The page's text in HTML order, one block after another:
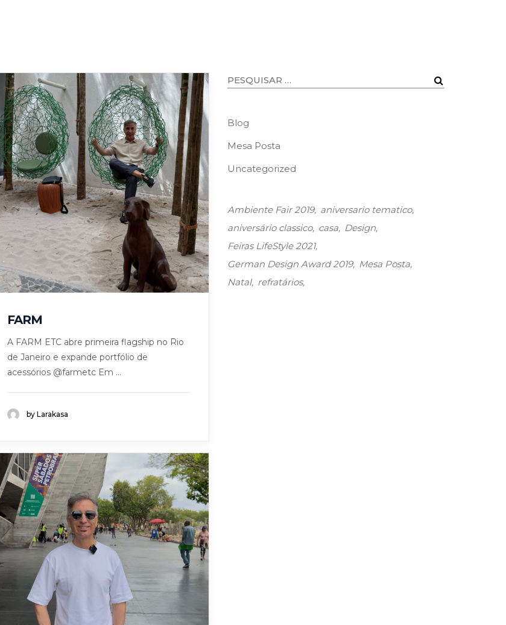
FARM
A FARM ETC abre primeira flagship no Rio
de Janeiro e expande portfólio de
acessórios @farmetc Em ...
by Larakasa
Blog
Mesa Posta
Uncategorized
Ambiente Fair 2019 aniversario tematico
aniversário classico casa
Design
Feiras LifeStyle 2021
German Design Award 2019
Mesa Posta
Natal refratários